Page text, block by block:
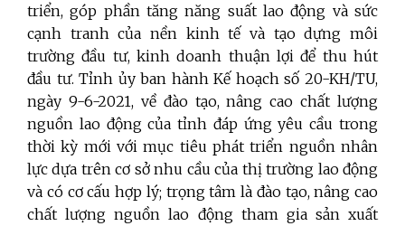
triển, góp phần tăng năng suất lao động và sức
cạnh tranh của nền kinh tế và tạo dựng môi
trường đầu tư, kinh doanh thuận lợi để thu hút
đầu tư. Tỉnh ủy ban hành Kế hoạch số 20-KH/TU,
ngày 9-6-2021, về đào tạo, nâng cao chất lượng
nguồn lao động của tỉnh đáp ứng yêu cầu trong
thời kỳ mới với mục tiêu phát triển nguồn nhân
lực dựa trên cơ sở nhu cầu của thị trường lao động
và có cơ cấu hợp lý; trọng tâm là đào tạo, nâng cao
chất lượng nguồn lao động tham gia sản xuất